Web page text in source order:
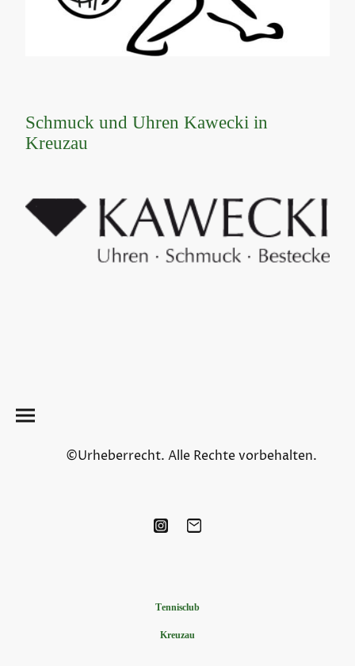
Schmuck und Uhren Kawecki in
Kreuzau
©Urheberrecht. Alle Rechte vorbehalten.
Tennisclub
Kreuzau